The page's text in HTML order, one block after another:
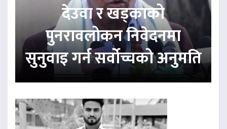
देउवा र खड्काको
पुनरावलोकन निवेदनमा
सुनुवाइ गर्न सर्वोच्चको अनुमति